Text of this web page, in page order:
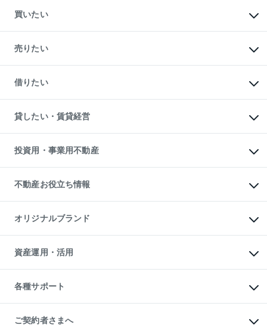
買いたい
新築・分譲マンションの購入
中古マンションの購入
一戸建ての購入
中古一戸建ての購入
不動産購入の流れ
注目キーワード物件特集
購入ガイド
English 繁体中文簡体中文
売りたい
一戸建ての売却・査定
土地の売却・査定
スピードAI査定
不動産査定について
不動産売却の流れ
不動産買換えの流れ
売却ガイド
借りたい
オフィス・店舗の賃貸
借りるときの流れ
借りるガイド
貸したい・賃貸経営
マンション賃料データ
賃貸管理プラン
リロケーションについて
貸すガイド
投資用・事業用不動産
事業用不動産
マンション投資
投資用マンション
アパート経営
収益物件
ビル購入（ビル一棟）
投資用不動産の売却査定
事業用不動産の売却査定
不動産お役立ち情報
マンションライブラリー
人気マンションランキング
暮らしに役立つ不動産メディア
不動産相場・不動産価格情報
不動産コラム・ニュース
不動産用語集
不動産なんでもネット相談室
住まいの税金
オリジナルブランド
一棟リノベーションマンション
L`GENTE（ルジェンテ）
区分リノベーションマンション
投資用一棟レジデンスWELL
不動産小口投資
LEGACIA（レガシア）
資産運用・活用
不動産M&A
アセットマネジメント・出資
各種サポート
相続サポート
リフォームサポート
ご契約者さまへ